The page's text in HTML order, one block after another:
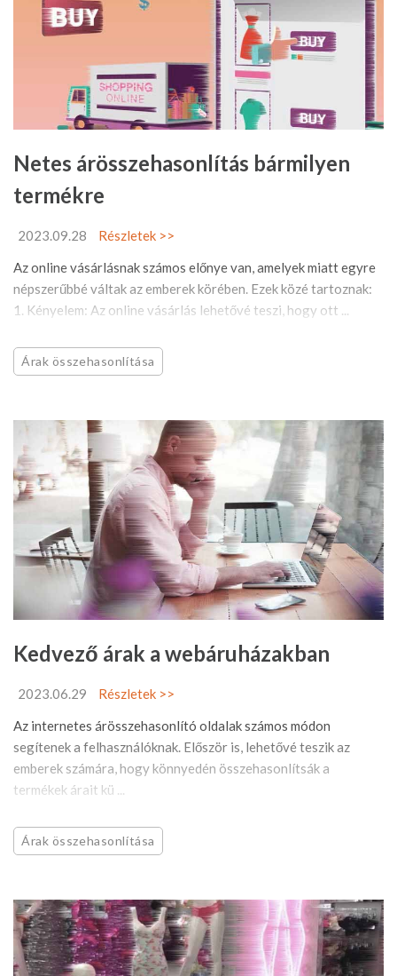
Netes árösszehasonlítás bármilyen
termékre
2023.09.28
Részletek >>
Az online vásárlásnak számos előnye van, amelyek miatt egyre
népszerűbbé váltak az emberek körében. Ezek közé tartoznak:
1. Kényelem: Az online vásárlás lehetővé teszi, hogy ott ...
Árak összehasonlítása
Kedvező árak a webáruházakban
2023.06.29
Részletek >>
Az internetes árösszehasonlító oldalak számos módon
segítenek a felhasználóknak. Először is, lehetővé teszik az
emberek számára, hogy könnyedén összehasonlítsák a
termékek árait kü ...
Árak összehasonlítása